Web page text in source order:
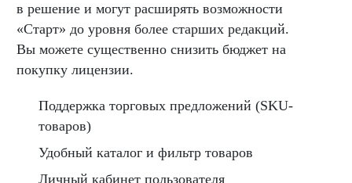
в решение и могут расширять возможности
«Старт» до уровня более старших редакций.
Вы можете существенно снизить бюджет на
покупку лицензии.
Поддержка торговых предложений (SKU-
товаров)
Удобный каталог и фильтр товаров
Личный кабинет пользователя